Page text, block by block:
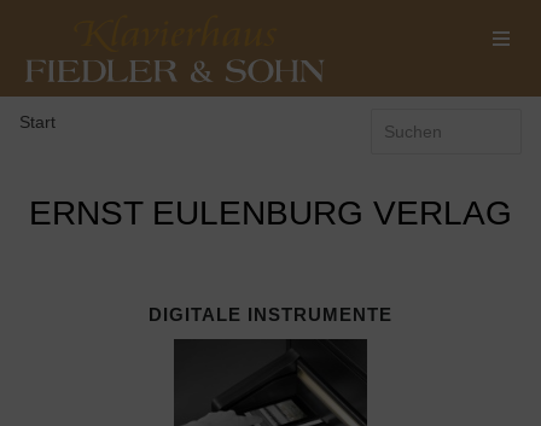
Start
ERNST EULENBURG VERLAG
DIGITALE INSTRUMENTE